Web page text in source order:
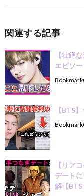
関連する記事
【壮絶
エピソー
【BTS
【リア
デート
解【BTS